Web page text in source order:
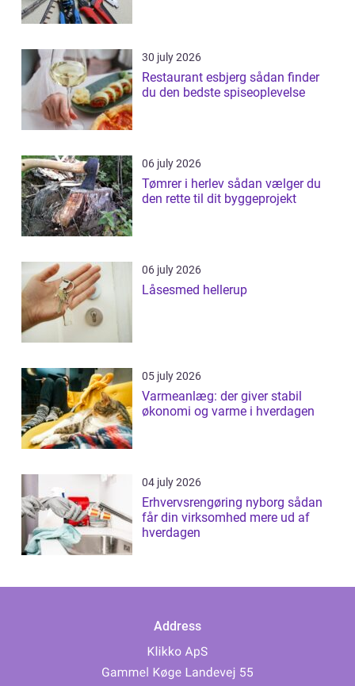
30 july 2026
Restaurant esbjerg sådan finder
du den bedste spiseoplevelse
06 july 2026
Tømrer i herlev sådan vælger du
den rette til dit byggeprojekt
06 july 2026
Låsesmed hellerup
05 july 2026
Varmeanlæg: der giver stabil
økonomi og varme i hverdagen
04 july 2026
Erhvervsrengøring nyborg sådan
får din virksomhed mere ud af
hverdagen
Address